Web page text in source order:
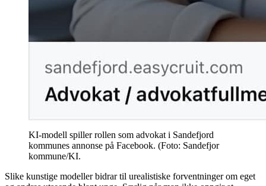
KI-modell spiller rollen som advokat i Sandefjord
kommunes annonse på Facebook. (Foto: Sandefjor
kommune/KI.
Slike kunstige modeller bidrar til urealistiske forventninger om eget